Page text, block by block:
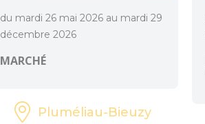
du mardi 26 mai 2026 au mardi 29
décembre 2026
MARCHÉ
Pluméliau-Bieuzy